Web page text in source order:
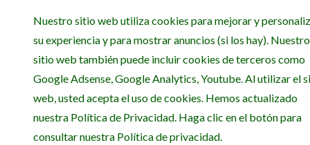
Nuestro sitio web utiliza cookies para mejorar y
su experiencia y para mostrar anuncios (si los hay). Nuestro
sitio web también puede incluir cookies de terceros como
Google Adsense, Google Analytics, Youtube. Al utilizar el
web, usted acepta el uso de cookies. Hemos actualizado
nuestra Política de Privacidad. Haga clic en el botón para
consultar nuestra Política de privacidad.